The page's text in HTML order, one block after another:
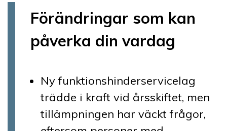
Förändringar som kan
påverka din vardag
Ny funktionshinderservicelag
trädde i kraft vid årsskiftet, men
tillämpningen har väckt frågor,